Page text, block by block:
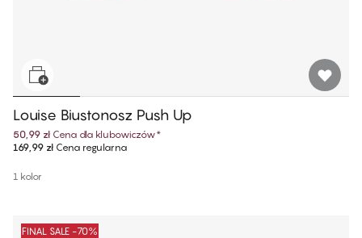
Louise Biustonosz Push Up
50,99 zł Cena dla klubowiczów*
169,99 złCena regularna
1 kolor
FINAL SALE -70%